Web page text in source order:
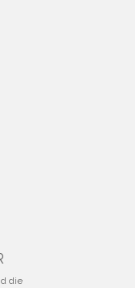
die